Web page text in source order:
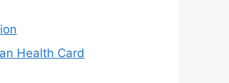
Health Card